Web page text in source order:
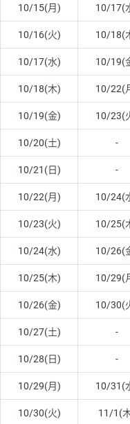
10/15(月) 10/17(
10/16(火) 10/18(
10/17(水) 10/19(
10/18(木) 10/22(
10/19(金) 10/23(
10/20(土) -
10/21(日) -
10/22(月) 10/24(
10/23(火) 10/25(
10/24(水) 10/26(
10/25(木) 10/29(
10/26(金) 10/30(
10/27(土) -
10/28(日) -
10/29(月) 10/31(
10/30(火) 11/1(